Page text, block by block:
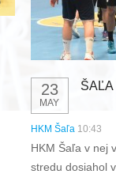
23
MAY
HKM Šaľa 10:43
HKM Šaľa v nej
stredu dosiahol